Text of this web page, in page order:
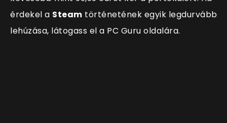
érdekel a Steam történetének egyik legdurvább
lehúzása, látogass el a PC Guru oldalára.